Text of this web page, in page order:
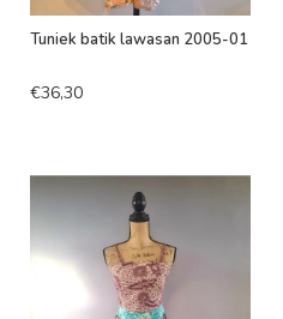
Tuniek batik lawasan 2005-01
€36,30